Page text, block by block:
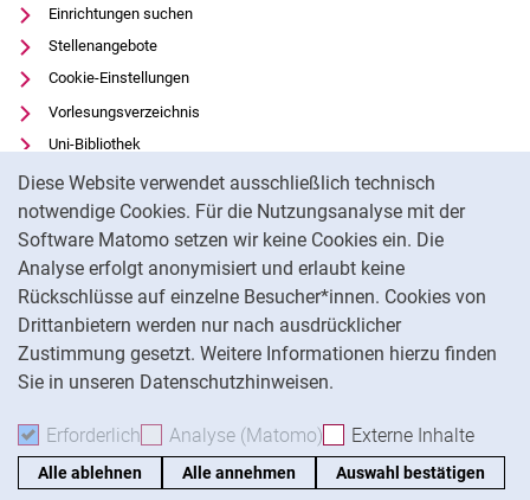
Diese Website verwendet ausschließlich technisch
notwendige Cookies. Für die Nutzungsanalyse mit der
Software Matomo setzen wir keine Cookies ein. Die
Analyse erfolgt anonymisiert und erlaubt keine
Rückschlüsse auf einzelne Besucher*innen. Cookies von
Drittanbietern werden nur nach ausdrücklicher
Zustimmung gesetzt. Weitere Informationen hierzu finden
Sie in unseren Datenschutzhinweisen.
Erforderlich Erforderliche Cookies akzeptieren
Analyse (Matomo) Analyse-Cookies
Externe Inhalte
Alle ablehnen Alle annehmen Auswahl bestätigen
Einrichtungen suchen
Stellenangebote
Cookie-Einstellungen
Vorlesungsverzeichnis
Uni-Bibliothek
Moodle
Panopto
Datenschutz
Barrierefreiheit
Transparenter KI-Einsatz